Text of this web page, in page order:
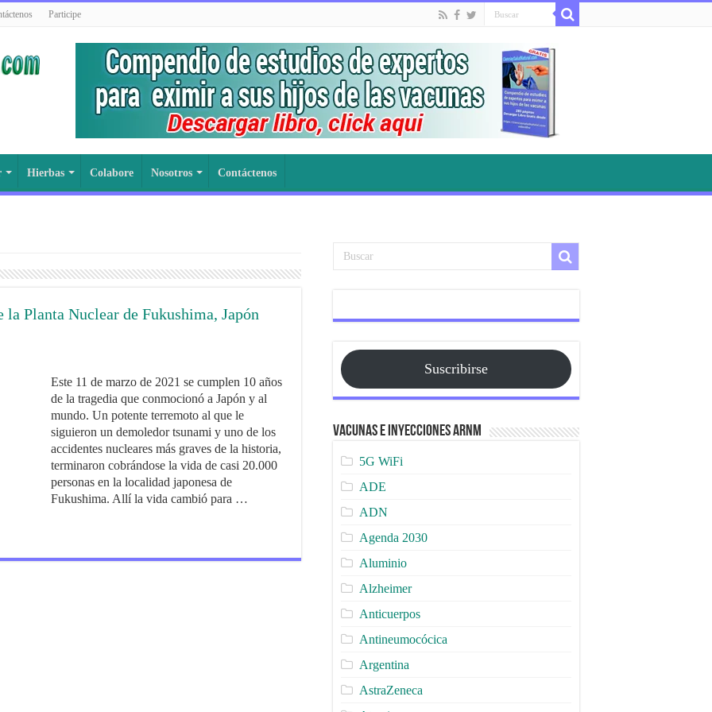
Participe
Hierbas Colabore Nosotros Contáctenos
Planta Nuclear de Fukushima, Japón
Este 11 de marzo de 2021 se cumplen 10 años
de la tragedia que conmocionó a Japón y al
mundo. Un potente terremoto al que le
siguieron un demoledor tsunami y uno de los
accidentes nucleares más graves de la historia,
terminaron cobrándose la vida de casi 20.000
personas en la localidad japonesa de
Fukushima. Allí la vida cambió para …
Suscribirse
Vacunas e Inyecciones ARNm
5G WiFi
ADE
ADN
Agenda 2030
Aluminio
Alzheimer
Anticuerpos
Antineumocócica
Argentina
AstraZeneca